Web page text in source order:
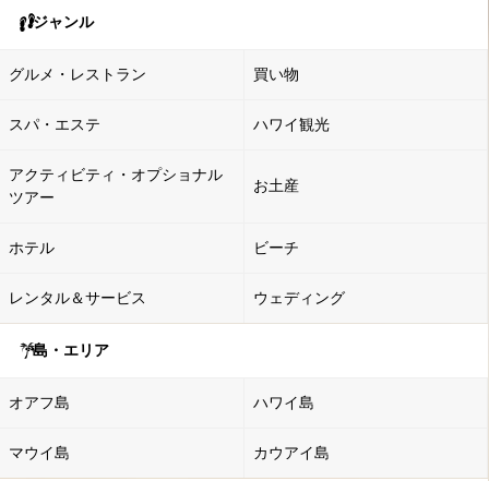
ジャンル
グルメ・レストラン 買い物
スパ・エステ ハワイ観光
アクティビティ・オプショナル
ツアー
お土産
ホテル ビーチ
レンタル＆サービス ウェディング
島・エリア
オアフ島 ハワイ島
マウイ島 カウアイ島